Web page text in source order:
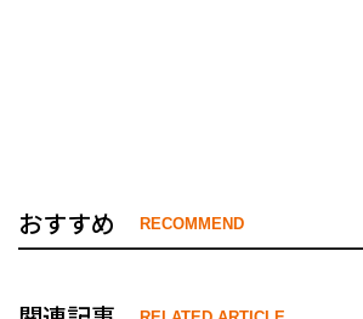
おすすめ RECOMMEND